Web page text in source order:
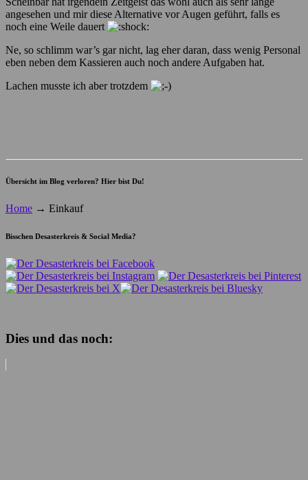
angesehen und mir diese Alternative vor Augen geführt, falls es
noch eine Weile dauert
Ne, so schlimm war’s gar nicht, lag eher daran, dass wenig Personal
eben neben dem Kassieren auch noch andere Aufgaben hat.
Lachen musste ich aber trotzdem
Übersicht im Blog verloren? Hier bist Du!
Home → Einkauf
Bisschen Desasterkreis & Social Media?
Dies und das noch: